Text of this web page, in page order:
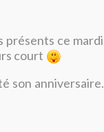
ce
court
son